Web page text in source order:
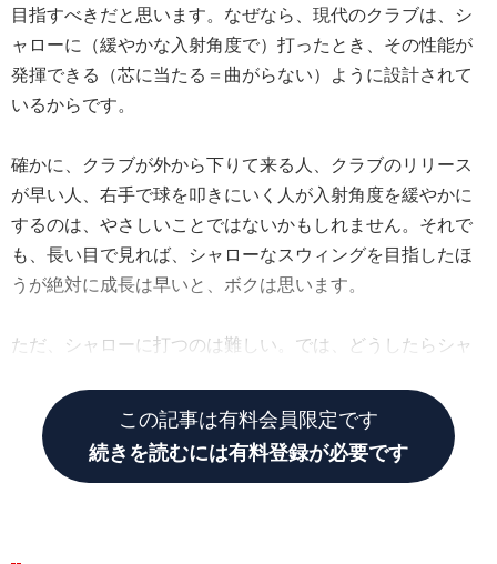
目指すべきだと思います。なぜなら、現代のクラブは、シ
ャローに（緩やかな入射角度で）打ったとき、その性能が
発揮できる（芯に当たる＝曲がらない）ように設計されて
いるからです。
確かに、クラブが外から下りて来る人、クラブのリリース
が早い人、右手で球を叩きにいく人が入射角度を緩やかに
するのは、やさしいことではないかもしれません。それで
も、長い目で見れば、シャローなスウィングを目指したほ
うが絶対に成長は早いと、ボクは思います。
ただ、シャローに打つのは難しい。では、どうしたらシャ
この記事は有料会員限定です
続きを読むには有料登録が必要です